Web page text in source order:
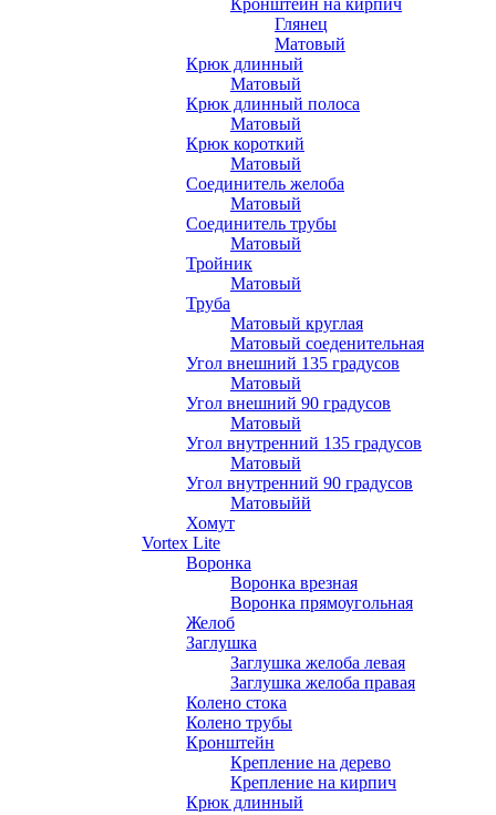
Кронштейн на кирпич
Глянец
Матовый
Крюк длинный
Матовый
Крюк длинный полоса
Матовый
Крюк короткий
Матовый
Соединитель желоба
Матовый
Соединитель трубы
Матовый
Тройник
Матовый
Труба
Матовый круглая
Матовый соеденительная
Угол внешний 135 градусов
Матовый
Угол внешний 90 градусов
Матовый
Угол внутренний 135 градусов
Матовый
Угол внутренний 90 градусов
Матовыйй
Хомут
Vortex Lite
Воронка
Воронка врезная
Воронка прямоугольная
Желоб
Заглушка
Заглушка желоба левая
Заглушка желоба правая
Колено стока
Колено трубы
Кронштейн
Крепление на дерево
Крепление на кирпич
Крюк длинный